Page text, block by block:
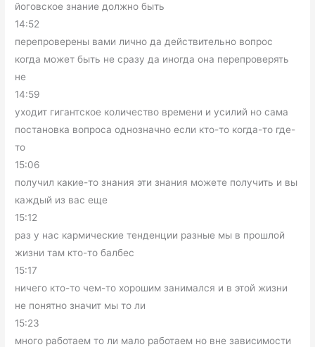
йоговское знание должно быть
14:52
перепроверены вами лично да действительно вопрос
когда может быть не сразу да иногда она перепроверять
не
14:59
уходит гигантское количество времени и усилий но сама
постановка вопроса однозначно если кто-то когда-то где-
то
15:06
получил какие-то знания эти знания можете получить и вы
каждый из вас еще
15:12
раз у нас кармические тенденции разные мы в прошлой
жизни там кто-то балбес
15:17
ничего кто-то чем-то хорошим занимался и в этой жизни
не понятно значит мы то ли
15:23
много работаем то ли мало работаем но вне зависимости